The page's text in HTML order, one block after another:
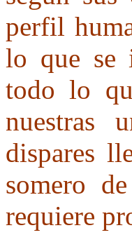
perfil
lo que se
todo lo
nuestras
dispares
somero
requiere